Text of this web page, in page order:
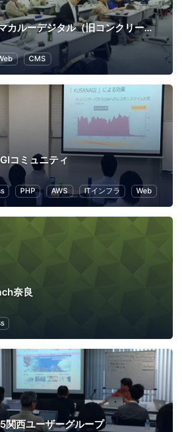
株式会社マカルーデジタル（旧コンクリートファイブジャパン株式会社）
CMS
コミュニティ
PHP AWS ITインフラ Web
奈良
西ユーザーグループ